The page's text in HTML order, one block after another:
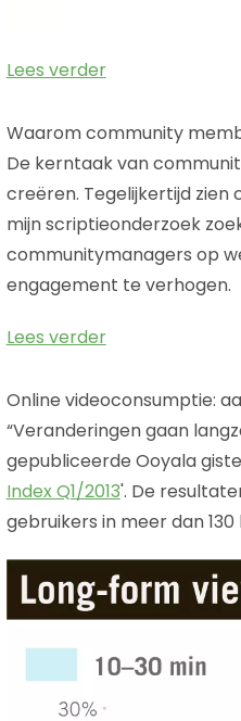
Lees verder
Waarom community
De kerntaak van
creëren. Tegelijkertijd zien
mijn scriptieonderzoek
communitymanagers op
engagement te verhogen.
Lees verder
Online videoconsumptie:
“Veranderingen gaan
gepubliceerde Ooyala
Index Q1/2013'. De
gebruikers in meer dan 130